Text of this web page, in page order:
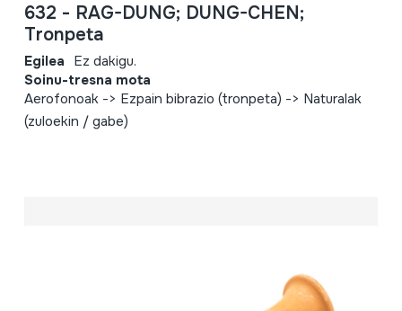
632 - RAG-DUNG; DUNG-CHEN;
Tronpeta
Egilea Ez dakigu.
Soinu-tresna mota
Aerofonoak -> Ezpain bibrazio (tronpeta) -> Naturalak
(zuloekin / gabe)